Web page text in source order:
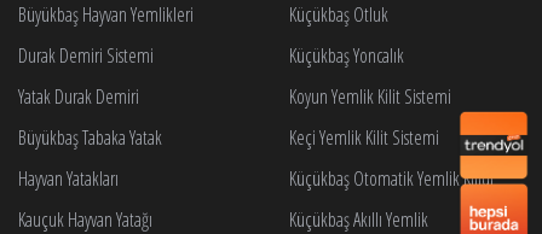
Büyükbaş Hayvan Yemlikleri
Durak Demiri Sistemi
Yatak Durak Demiri
Büyükbaş Tabaka Yatak
Hayvan Yatakları
Kauçuk Hayvan Yatağı
Küçükbaş Otluk
Küçükbaş Yoncalık
Koyun Yemlik Kilit Sistemi
Keçi Yemlik Kilit Sistemi
Küçükbaş Otomatik Yemlik Kilidi
Küçükbaş Akıllı Yemlik